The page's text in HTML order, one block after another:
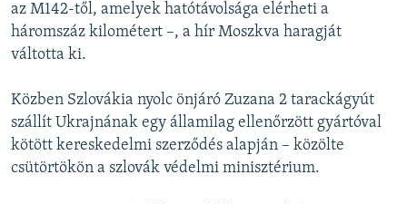
az M142-től, amelyek hatótávolsága elérheti a
háromszáz kilométert –, a hír Moszkva haragját
váltotta ki.
Közben Szlovákia nyolc önjáró Zuzana 2 tarackágyút
szállít Ukrajnának egy államilag ellenőrzött gyártóval
kötött kereskedelmi szerződés alapján – közölte
csütörtökön a szlovák védelmi minisztérium.